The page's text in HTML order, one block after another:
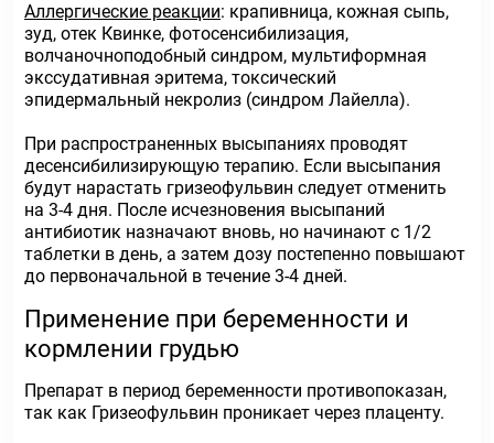
Аллергические реакции: крапивница, кожная сыпь,
зуд, отек Квинке, фотосенсибилизация,
волчаночноподобный синдром, мультиформная
экссудативная эритема, токсический
эпидермальный некролиз (синдром Лайелла).
При распространенных высыпаниях проводят
десенсибилизирующую терапию. Если высыпания
будут нарастать гризеофульвин следует отменить
на 3-4 дня. После исчезновения высыпаний
антибиотик назначают вновь, но начинают с 1/2
таблетки в день, а затем дозу постепенно повышают
до первоначальной в течение 3-4 дней.
Применение при беременности и
кормлении грудью
Препарат в период беременности противопоказан,
так как Гризеофульвин проникает через плаценту.